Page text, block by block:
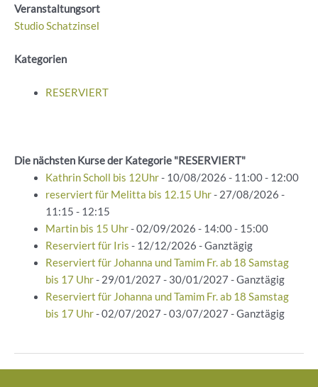
Veranstaltungsort
Studio Schatzinsel
Kategorien
RESERVIERT
Die nächsten Kurse der Kategorie "RESERVIERT"
Kathrin Scholl bis 12Uhr- 10/08/2026 - 11:00 - 12:00
reserviert für Melitta bis 12.15 Uhr- 27/08/2026 -
11:15 - 12:15
Martin bis 15 Uhr- 02/09/2026 - 14:00 - 15:00
Reserviert für Iris - 12/12/2026 - Ganztägig
Reserviert für Johanna und Tamim Fr. ab 18 Samstag
bis 17 Uhr- 29/01/2027 - 30/01/2027 - Ganztägig
Reserviert für Johanna und Tamim Fr. ab 18 Samstag
bis 17 Uhr- 02/07/2027 - 03/07/2027 - Ganztägig